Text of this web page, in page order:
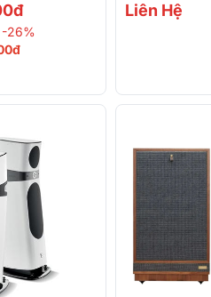
-26%
Liên Hệ